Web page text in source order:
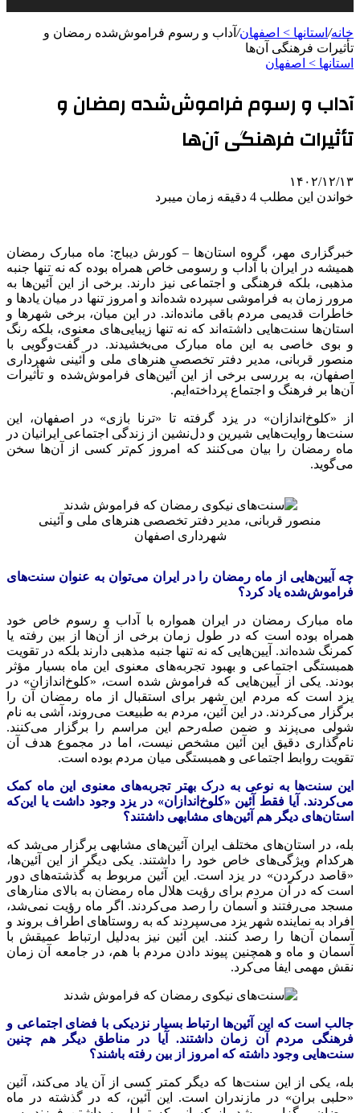
خانه/ استانها > اصفهان/ آداب و رسوم فراموش‌شده رمضان و
تأثیرات فرهنگی آن‌ها
استانها > اصفهان
آداب و رسوم فراموش‌شده رمضان و
تأثیرات فرهنگی آن‌ها
۱۴۰۲/۱۲/۱۳
خواندن این مطلب 4 دقیقه زمان میبرد
خبرگزاری مهر، گروه استان‌ها – کورش دیباج: ماه مبارک رمضان
همیشه در ایران با آداب و رسومی خاص همراه بوده که نه تنها جنبه
مذهبی، بلکه فرهنگی و اجتماعی نیز دارند. برخی از این آئین‌ها به
مرور زمان به فراموشی سپرده شده‌اند و امروز تنها در میان یادها و
خاطرات قدیمی مردم باقی مانده‌اند. در این میان، برخی شهرها و
استان‌ها سنت‌هایی داشته‌اند که نه تنها زیبایی‌های معنوی، بلکه رنگ
و بوی خاصی به این ماه مبارک می‌بخشیدند. در گفت‌وگویی با
منصور قربانی، مدیر دفتر تخصصی هنرهای ملی و آئینی شهرداری
اصفهان، به بررسی برخی از این آئین‌های فراموش‌شده و تأثیرات
آن‌ها بر فرهنگ و اجتماع پرداخته‌ایم.
از «کلوخ‌اندازان» در یزد گرفته تا «ترنا بازی» در اصفهان، این
سنت‌ها روایت‌هایی شیرین و دل‌نشین از زندگی اجتماعی ایرانیان در
ماه رمضان را بیان می‌کنند که امروز کم‌تر کسی از آن‌ها سخن
می‌گوید.
منصور قربانی، مدیر دفتر تخصصی هنرهای ملی و آئینی
شهرداری اصفهان
چه آیین‌هایی از ماه رمضان را در ایران می‌توان به عنوان سنت‌های
فراموش‌شده یاد کرد؟
ماه مبارک رمضان در ایران همواره با آداب و رسوم خاص خود
همراه بوده است که در طول زمان برخی از آن‌ها از بین رفته یا
کمرنگ شده‌اند. آیین‌هایی که نه تنها جنبه مذهبی دارند بلکه در تقویت
همبستگی اجتماعی و بهبود تجربه‌های معنوی این ماه بسیار مؤثر
بودند. یکی از آیین‌هایی که فراموش شده است، «کلوخ‌اندازان» در
یزد است که مردم این شهر برای استقبال از ماه رمضان آن را
برگزار می‌کردند. در این آئین، مردم به طبیعت می‌روند،
آشی به نام
شولی می‌پزند و ضمن صله‌رحم این مراسم را برگزار می‌کنند.
نام‌گذاری دقیق این
آئین مشخص نیست، اما در مجموع هدف آن
تقویت روابط اجتماعی و همبستگی میان مردم بوده است.
این سنت‌ها به نوعی به درک بهتر تجربه‌های معنوی این ماه کمک
می‌کردند. آیا فقط آئین «کلوخ‌اندازان» در یزد وجود داشت یا این‌که
استان‌های دیگر هم آئین‌های مشابهی داشتند؟
بله، در استان‌های مختلف ایران آئین‌های مشابهی برگزار می‌شد که
هرکدام ویژگی‌های خاص خود را داشتند. یکی دیگر از این آئین‌ها،
«قاصد درکردن» در یزد است. این
آئین مربوط به گذشته‌های دور
است که در آن مردم برای رؤیت هلال ماه رمضان به بالای منارهای
مسجد می‌رفتند و آسمان را رصد می‌کردند. اگر ماه رؤیت نمی‌شد،
افراد به نماینده شهر یزد می‌سپردند که به روستاهای اطراف بروند و
آسمان آن‌ها را رصد کنند. این
آئین نیز به‌دلیل ارتباط عمیقش با
آسمان و ماه و همچنین پیوند دادن مردم با هم، در جامعه آن زمان
نقش مهمی ایفا می‌کرد.
جالب است که این آئین‌ها ارتباط بسیار نزدیکی با فضای اجتماعی و
فرهنگی مردم آن زمان داشتند. آیا در مناطق دیگر هم چنین
سنت‌هایی وجود داشته که امروز از بین رفته باشند؟
بله، یکی از این سنت‌ها که دیگر کمتر کسی از آن یاد می‌کند، آئین
«حلبی بران» در مازندران است. این آئین، که در گذشته در ماه